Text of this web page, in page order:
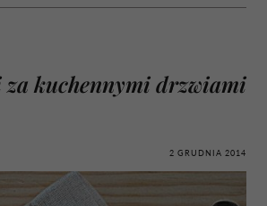
za kuchennymi drzwiami
2 GRUDNIA 2014